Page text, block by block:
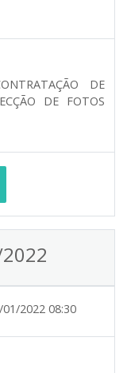
DE
DE FOTOS
2022 08:30